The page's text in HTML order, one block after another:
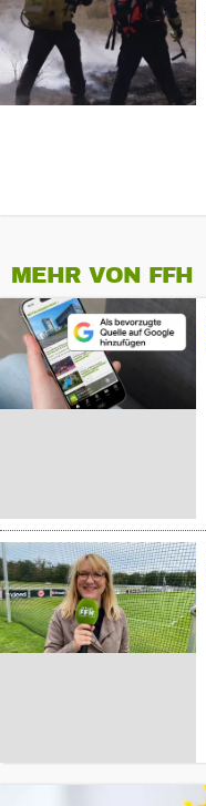
MEHR VON FFH